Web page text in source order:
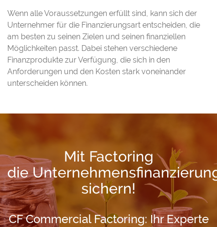
Wenn alle Voraussetzungen erfüllt sind, kann sich der
Unternehmer für die Finanzierungsart entscheiden, die
am besten zu seinen Zielen und seinen finanziellen
Möglichkeiten passt. Dabei stehen verschiedene
Finanzprodukte zur Verfügung, die sich in den
Anforderungen und den Kosten stark voneinander
unterscheiden können.
Mit Factoring
die
sichern!
CF Commercial Factoring: Ihr Experte